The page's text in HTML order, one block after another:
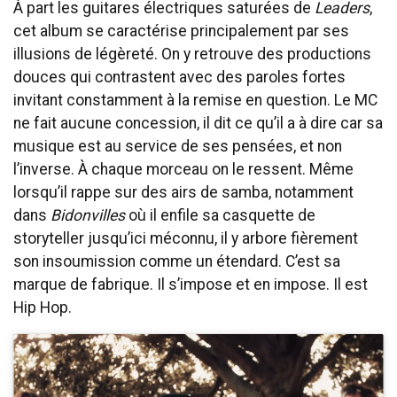
À part les guitares électriques saturées de Leaders,
cet album se caractérise principalement par ses
illusions de légèreté. On y retrouve des productions
douces qui contrastent avec des paroles fortes
invitant constamment à la remise en question. Le MC
ne fait aucune concession, il dit ce qu’il a à dire car sa
musique est au service de ses pensées, et non
l’inverse. À chaque morceau on le ressent. Même
lorsqu’il rappe sur des airs de samba, notamment
dans Bidonvillesoù il enfile sa casquette de
storyteller jusqu’ici méconnu, il y arbore fièrement
son insoumission comme un étendard. C’est sa
marque de fabrique. Il s’impose et en impose. Il est
Hip Hop.